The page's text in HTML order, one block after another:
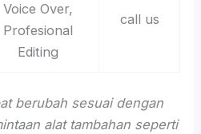
Voice Over,
Profesional
Editing
call us
berubah sesuai dengan
alat tambahan seperti